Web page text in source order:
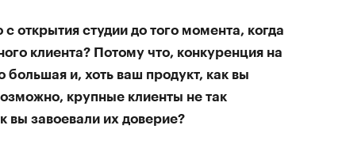
открытия студии до того момента, когда
клиента? Потому что, конкуренция на
большая и, хоть ваш продукт, как вы
крупные клиенты не так
вы завоевали их доверие?